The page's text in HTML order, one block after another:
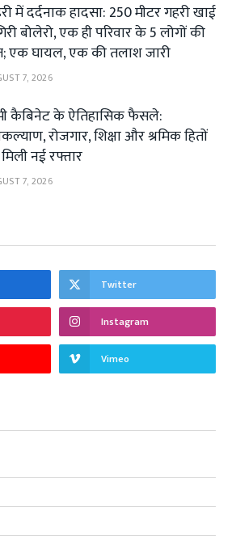
में दर्दनाक हादसा: 250 मीटर गहरी खाई
बोलेरो, एक ही परिवार के 5 लोगों की
एक घायल, एक की तलाश जारी
7, 2026
कैबिनेट के ऐतिहासिक फैसले:
रोजगार, शिक्षा और श्रमिक हितों
नई रफ्तार
7, 2026
Twitter
Instagram
Vimeo